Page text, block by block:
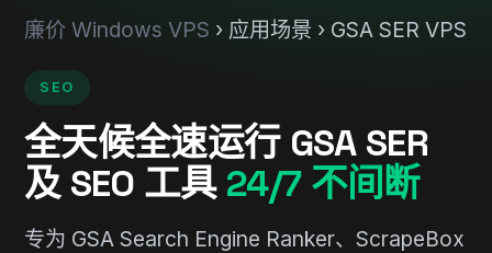
廉价 Windows VPS › 应用场景 › GSA SER VPS
SEO
全天候全速运行 GSA SER
及 SEO 工具 24/7 不间断
专为 GSA Search Engine Ranker、ScrapeBox